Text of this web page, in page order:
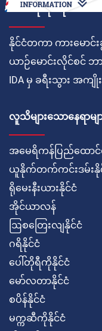
ဘယ်လိုလုပ်ရမလဲ
နိုင်ငံတကာ ကားမောင်
ယာဉ်မောင်းလိုင်စင် ဘ
IDA မှ ခရီးသွား အ
လူသိများသောနေရာမျ
အမေရိကန်ပြည်ထောင်
ယူနိုက်တက်ကင်းဒမ်းနို
ရိုမေးနီးယားနိုင်ငံ
အိုင်ယာလန်
ဩစတြေးလျနိုင်ငံ
ဂရိနိုင်ငံ
ပေါ်တိုရီကိုနိုင်ငံ
မော်လတာနိုင်ငံ
စပိန်နိုင်ငံ
မက္ကဆီကိုနိုင်ငံ